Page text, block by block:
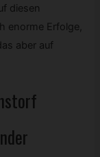
diesen
enorme Erfolge,
aber auf